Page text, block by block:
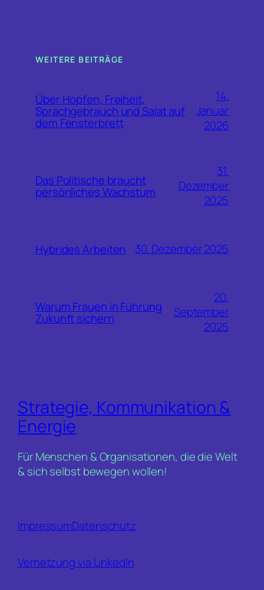
WEITERE BEITRÄGE
Über Hopfen, Freiheit,
Sprachgebrauch und Salat auf
dem Fensterbrett
14.
Januar
2026
Das Politische braucht
persönliches Wachstum
31.
Dezember
2025
Hybrides Arbeiten 30. Dezember 2025
Warum Frauen in Führung
Zukunft sichern
20.
September
2025
Strategie, Kommunikation &
Energie
Für Menschen & Organisationen, die die Welt
& sich selbst bewegen wollen!
ImpressumDatenschutz
Vernetzung via LinkedIn